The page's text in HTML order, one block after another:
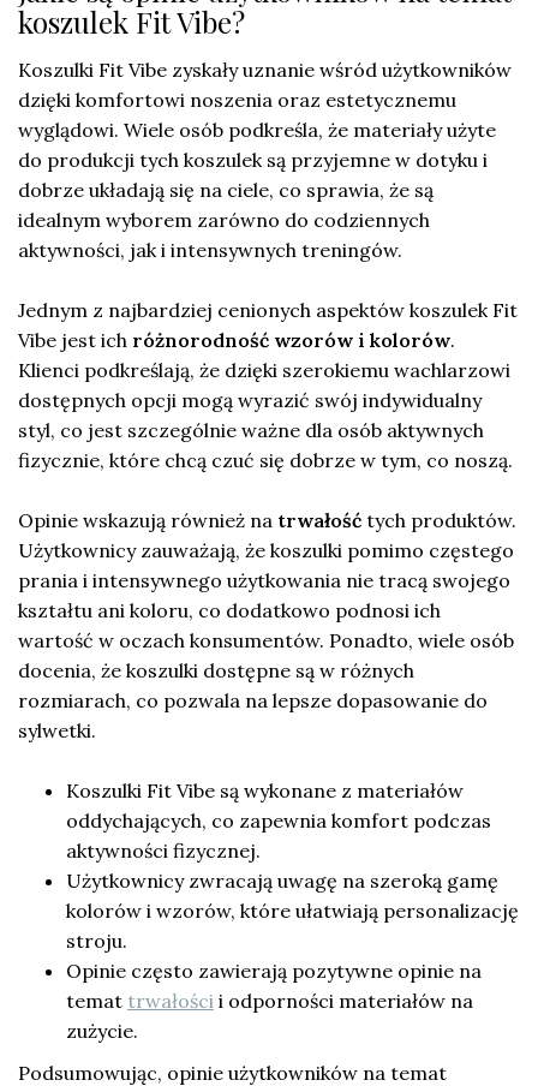
koszulek Fit Vibe?
Koszulki Fit Vibe zyskały uznanie wśród użytkowników
dzięki komfortowi noszenia oraz estetycznemu
wyglądowi. Wiele osób podkreśla, że materiały użyte
do produkcji tych koszulek są przyjemne w dotyku i
dobrze układają się na ciele, co sprawia, że są
idealnym wyborem zarówno do codziennych
aktywności, jak i intensywnych treningów.
Jednym z najbardziej cenionych aspektów koszulek Fit
Vibe jest ich różnorodność wzorów i kolorów.
Klienci podkreślają, że dzięki szerokiemu wachlarzowi
dostępnych opcji mogą wyrazić swój indywidualny
styl, co jest szczególnie ważne dla osób aktywnych
fizycznie, które chcą czuć się dobrze w tym, co noszą.
Opinie wskazują również na trwałość tych produktów.
Użytkownicy zauważają, że koszulki pomimo częstego
prania i intensywnego użytkowania nie tracą swojego
kształtu ani koloru, co dodatkowo podnosi ich
wartość w oczach konsumentów. Ponadto, wiele osób
docenia, że koszulki dostępne są w różnych
rozmiarach, co pozwala na lepsze dopasowanie do
sylwetki.
Koszulki Fit Vibe są wykonane z materiałów
oddychających, co zapewnia komfort podczas
aktywności fizycznej.
Użytkownicy zwracają uwagę na szeroką gamę
kolorów i wzorów, które ułatwiają personalizację
stroju.
Opinie często zawierają pozytywne opinie na
temat trwałości i odporności materiałów na
zużycie.
Podsumowując, opinie użytkowników na temat